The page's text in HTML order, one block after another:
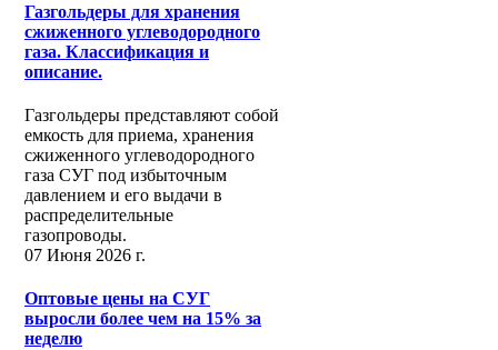
Газгольдеры для хранения
сжиженного углеводородного
газа. Классификация и
описание.
Газгольдеры представляют собой
емкость для приема, хранения
сжиженного углеводородного
газа СУГ под избыточным
давлением и его выдачи в
распределительные
газопроводы.
07 Июня 2026 г.
Оптовые цены на СУГ
выросли более чем на 15% за
неделю